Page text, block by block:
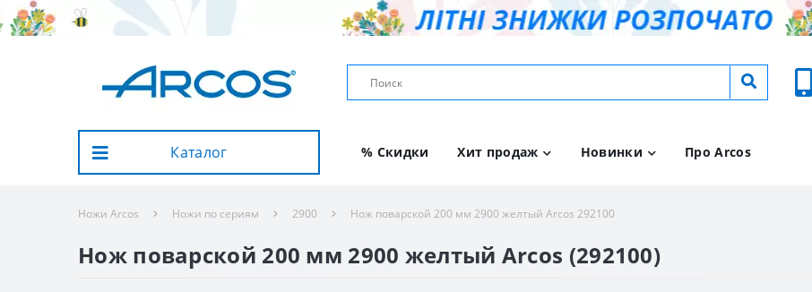
Каталог % Скидки Хит продаж Новинки Про Arcos
Ножи Arcos Ножи по сериям 2900 Нож поварской 200 мм 2900 желтый Arcos 292100
Нож поварской 200 мм 2900 желтый Arcos (292100)